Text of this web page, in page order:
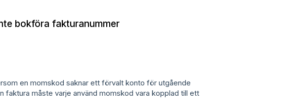
bokföra fakturanummer
en momskod saknar ett förvalt konto för utgående
faktura måste varje använd momskod vara kopplad till ett